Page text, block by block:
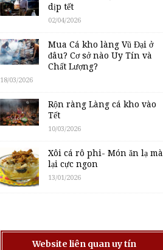
dịp tết
02/04/2026
Mua Cá kho làng Vũ Đại ở
đâu? Cơ sở nào Uy Tín và
Chất Lượng?
18/03/2026
Rộn ràng Làng cá kho vào
Tết
10/03/2026
Xôi cá rô phi- Món ăn lạ mà
lại cực ngon
13/01/2026
Website liên quan uy tín